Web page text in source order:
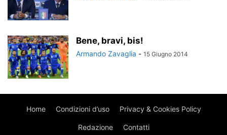
Bene, bravi, bis!
Armando Zavaglia - 15 Giugno 2014
Home Condizioni d’uso Privacy & Cookies Policy
Redazione Contatti